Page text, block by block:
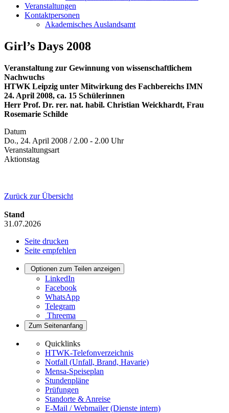
Veranstaltungen
Kontaktpersonen
Akademisches Auslandsamt
Girl’s Days 2008
Veranstaltung zur Gewinnung von wissenschaftlichem
Nachwuchs
HTWK Leipzig unter Mitwirkung des Fachbereichs IMN
24. April 2008, ca. 15 Schülerinnen
Herr Prof. Dr. rer. nat. habil. Christian Weickhardt, Frau
Rosemarie Schilde
Datum
Do., 24. April 2008 / 2.00 - 2.00 Uhr
Veranstaltungsart
Aktionstag
Zurück zur Übersicht
Stand
31.07.2026
Seite drucken
Seite empfehlen
Optionen zum Teilen anzeigen
LinkedIn
Facebook
WhatsApp
Telegram
Threema
Zum Seitenanfang
Quicklinks
HTWK-Telefonverzeichnis
Notfall (Unfall, Brand, Havarie)
Mensa-Speiseplan
Stundenpläne
Prüfungen
Standorte & Anreise
E-Mail / Webmailer (Dienste intern)